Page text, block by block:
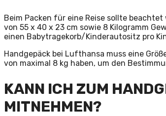
Beim Packen für eine Reise sollte
von 55 x 40 x 23 cm sowie 8 Kilogramm
einen Babytragekorb/Kinderautositz pro
Handgepäck bei Lufthansa muss eine
von maximal 8 kg haben, um den
KANN ICH ZUM
MITNEHMEN?